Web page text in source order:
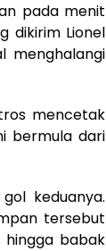
pada menit
dikirim Lionel
menghalangi
mencetak
bermula dari
keduanya.
tersebut
hingga babak